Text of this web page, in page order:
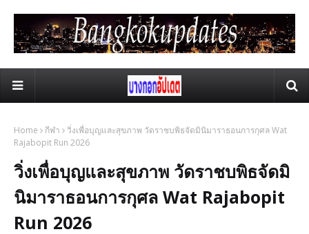
Home กีฬา
วิ่งเพื่อบุญและสุขภาพ วัดราชบพิธจัดมินิมาราธอนการกุศล Wat
Rajabopit Run 2026
วิ่งเพื่อบุญและสุขภาพ วัดราชบพิธจัดมิ
นิมาราธอนการกุศล Wat Rajabopit
Run 2026